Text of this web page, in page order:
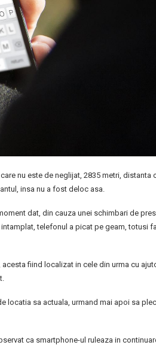
nu este de neglijat, 2835 metri, distanta
insa nu a fost deloc asa.
dat, din cauza unei schimbari de
telefonul a picat pe geam, totusi
fiind localizat in cele din urma cu
locatia sa actuala, urmand mai apoi sa
ca smartphone-ul ruleaza in